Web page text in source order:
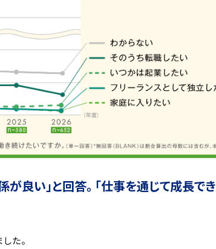
い」と回答。 「仕事を通じて成長でき
た。